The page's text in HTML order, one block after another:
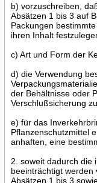
b) vorzuschreiben,
Absätzen 1 bis 3 auf
Packungen
ihren Inhalt
c) Art und Form der
d) die Verwendung
der Behältnisse oder
Verschlußsicherung
e) für das
Pflanzenschutzmittel
anhaften, eine
2. soweit dadurch die
beeinträchtigt werden
Absätzen 1 bis 3